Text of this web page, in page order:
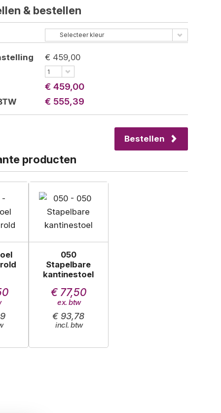
& bestellen
Selecteer kleur
€ 459,00
1
€ 459,00
€ 555,39
Bestellen
producten
050
Stapelbare
kantinestoel
€ 77,50
€ 93,78